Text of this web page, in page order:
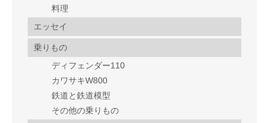
料理
エッセイ
乗りもの
ディフェンダー110
カワサキW800
鉄道と鉄道模型
その他の乗りもの